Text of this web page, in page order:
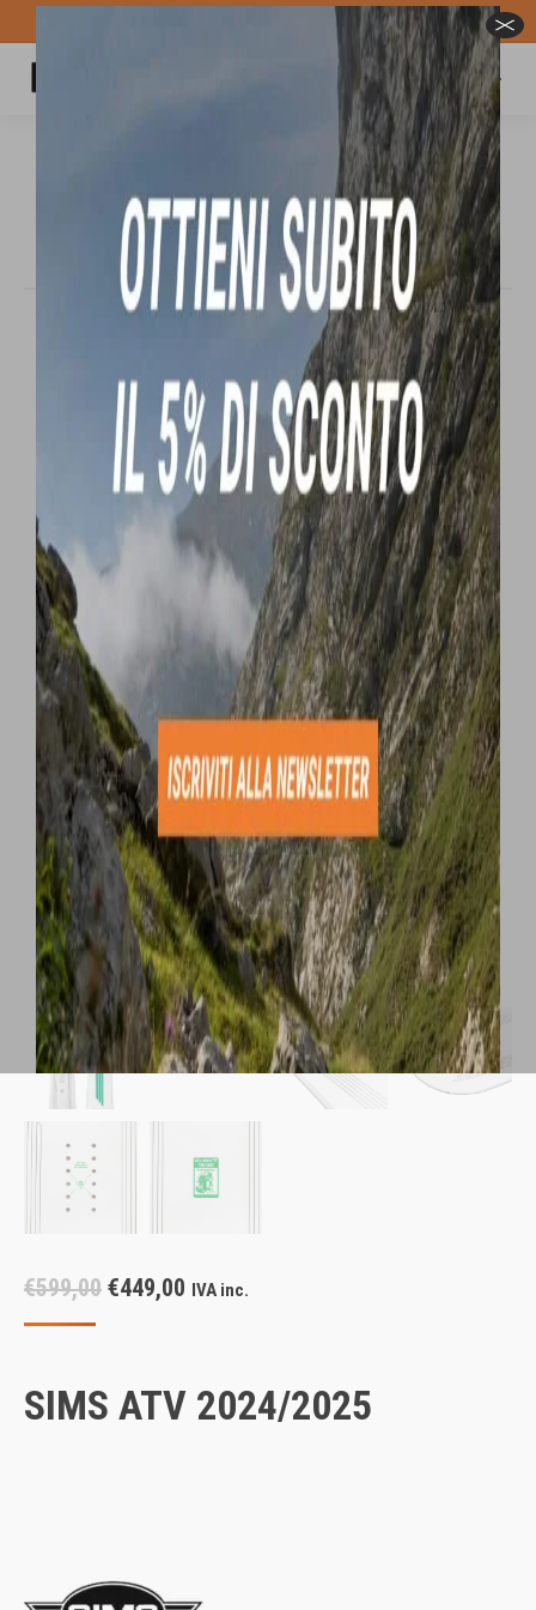
Spedizione GRATUITA per ordini superiori a 100€
Carrello
SIMS ATV 2024/2025 Tavola da
snowboard uomo
Tu sei qui:
€599,00 Il
era:
€449,00 Il
è:
IVA inc.
SIMS ATV 2024/2025